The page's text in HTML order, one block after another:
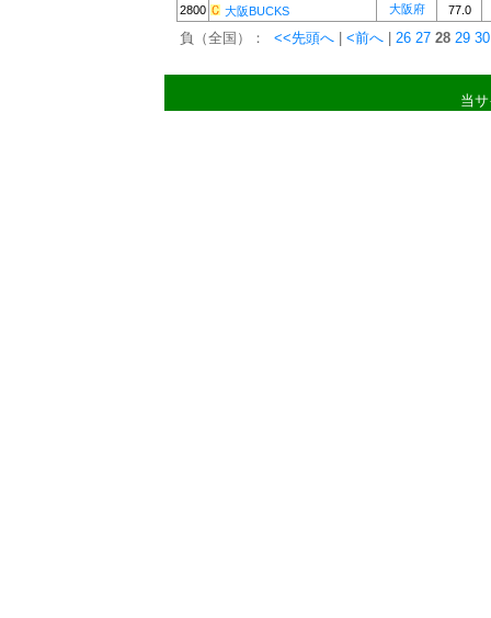
2800 大阪BUCKS 大阪府 77.0
負（全国）： <<先頭へ <前へ 26 27 28 29 30
当